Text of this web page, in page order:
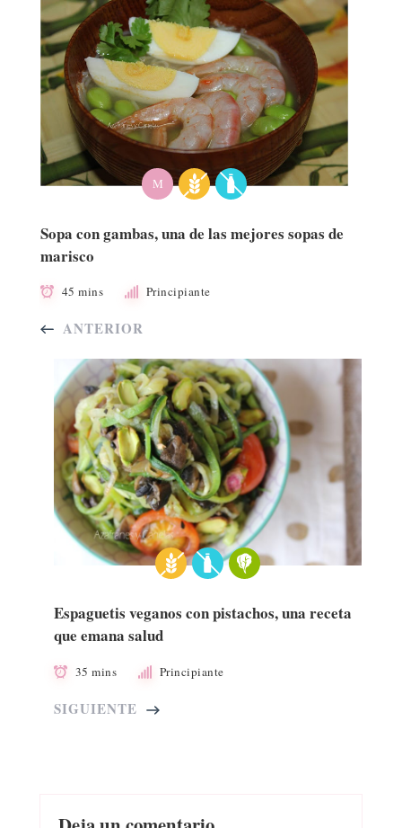
M
Sopa con gambas, una de las mejores sopas de
marisco
45 mins Principiante
ANTERIOR
Espaguetis veganos con pistachos, una receta
que emana salud
35 mins Principiante
SIGUIENTE